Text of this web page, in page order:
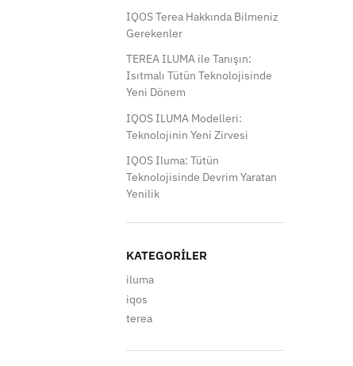
IQOS Terea Hakkında Bilmeniz
Gerekenler
TEREA ILUMA ile Tanışın:
Isıtmalı Tütün Teknolojisinde
Yeni Dönem
IQOS ILUMA Modelleri:
Teknolojinin Yeni Zirvesi
IQOS Iluma: Tütün
Teknolojisinde Devrim Yaratan
Yenilik
KATEGORILER
iluma
iqos
terea